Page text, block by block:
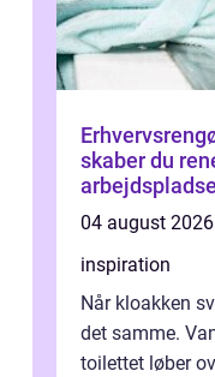
skaber du
04 august 2026
inspiration
Når kloakken
det samme.
toilettet løber